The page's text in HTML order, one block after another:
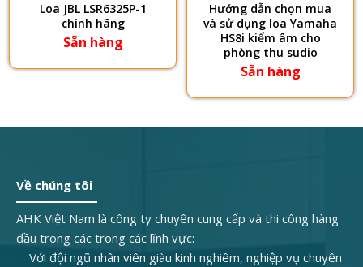
Loa JBL LSR6325P-1
chính hãng
Sẵn hàng
Hướng dẫn chọn mua
và sử dụng loa Yamaha
HS8i kiểm âm cho
phòng thu sudio
Sẵn hàng
Về chúng tôi
AHK Việt Nam là công ty chuyên cung cấp và thi công hàng
đầu trong các trong các lĩnh vực:
Với đội ngũ nhân viên giàu kinh nghiêm, nghiệp vụ chuyên